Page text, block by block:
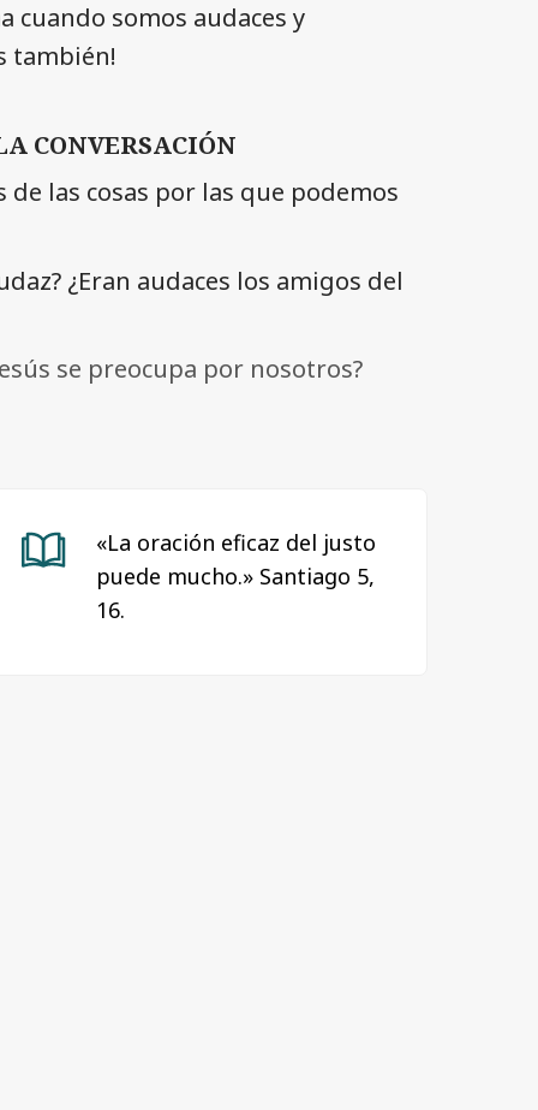
cuando somos audaces y
también!
CONVERSACIÓN
de las cosas por las que podemos
¿Eran audaces los amigos del
se preocupa por nosotros?
«La oración eficaz del justo
puede mucho.» Santiago 5,
16.